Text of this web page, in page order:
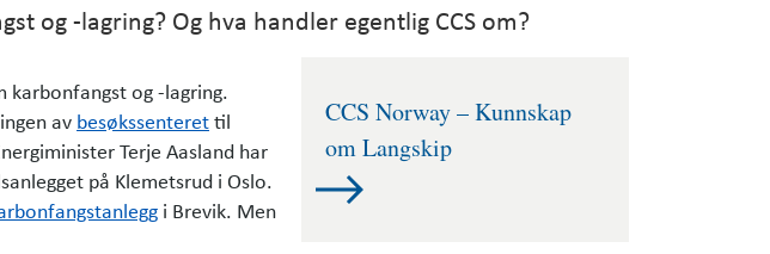
og -lagring? Og hva handler egentlig CCS om?
karbonfangst og -lagring.
av besøkssenterettil
Terje Aasland har
på Klemetsrud i Oslo.
i Brevik. Men
CCS Norway – Kunnskap
om Langskip